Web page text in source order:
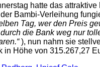
hatte das
Bambi-Verleihung
Tag, wer den Preis
die Bank weg nur
), nun nahm sie
in Höhe von 315.267,27